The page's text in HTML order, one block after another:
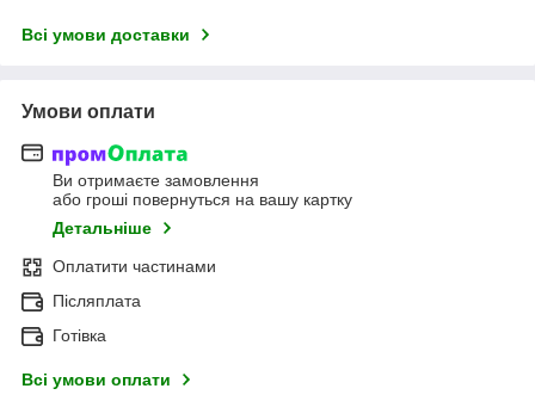
Всі умови доставки
Умови оплати
Ви отримаєте замовлення
або гроші повернуться на вашу картку
Детальніше
Оплатити частинами
Післяплата
Готівка
Всі умови оплати